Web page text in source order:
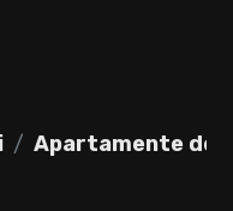
Apartamente de